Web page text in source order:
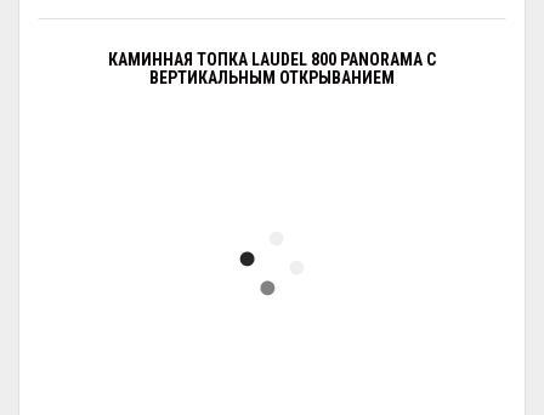
КАМИННАЯ ТОПКА LAUDEL 800 PANORAMA С
ВЕРТИКАЛЬНЫМ ОТКРЫВАНИЕМ